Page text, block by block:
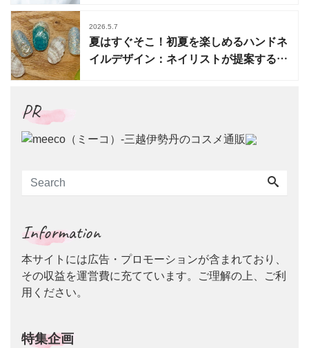
2026.5.7
夏はすぐそこ！初夏を楽しめるハンドネ
イルデザイン：ネイリストが提案する季
PR
Information
本サイトには広告・プロモーションが含まれており、
その収益を運営費に充てています。ご理解の上、ご利
用ください。
特集企画